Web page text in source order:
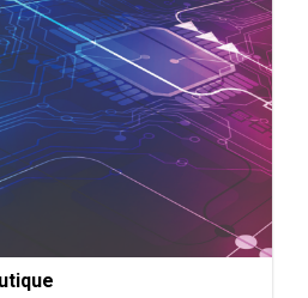
- 15.08.2026
港国际茶展 2026 (香港会议展览
- 17.08.2026
‧家居‧博览 2026 (香港会议展
商贸博览 2026 (香港会议展览